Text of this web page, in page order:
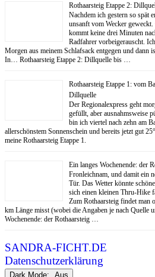
Rothaarsteig Etappe 2:
Nachdem ich gestern so spät
unsanft vom Wecker
kommt keine drei Minuten
Radfahrer vorbeigerauscht.
Morgen aus meinem Schlafsack entgegen und dann
In… Rothaarsteig Etappe 2: Dillquelle bis …
Rothaarsteig Etappe 1: vom
Dillquelle
Der Regionalexpress geht
gefüllt, aber ausnahmsweise
bin ich viertel nach zehn am
allerschönstem Sonnenschein und bereits jetzt gut
meine Rothaarsteig Etappe 1.
Ein langes Wochenende: der
Fronleichnam, und damit ein
Tür. Das Wetter könnte
sich einen kleinen Thru-Hike
Zum Rothaarsteig findet man
km Länge misst (wobei die Angaben je nach Quelle
Wochenende: der Rothaarsteig …
SANDRA-FICHT.DE
Datenschutzerklärung
Dark Mode: